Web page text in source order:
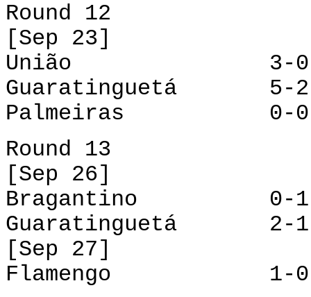
Round 12
[Sep 23]
União 3-0
Guaratinguetá 5-2
Palmeiras 0-0
Round 13
[Sep 26]
Bragantino 0-1
Guaratinguetá 2-1
[Sep 27]
Flamengo 1-0